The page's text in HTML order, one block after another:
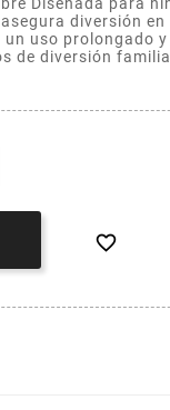
Diseñada para
diversión en
uso prolongado
de diversión
